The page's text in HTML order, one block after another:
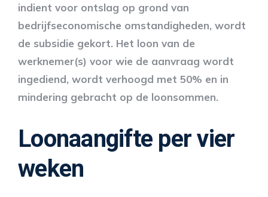
indient voor ontslag op grond van
bedrijfseconomische omstandigheden, wordt
de subsidie gekort. Het loon van de
werknemer(s) voor wie de aanvraag wordt
ingediend, wordt verhoogd met 50% en in
mindering gebracht op de loonsommen.
Loonaangifte per vier
weken